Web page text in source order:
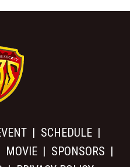
SCHEDULE
MOVIE
SPONSORS